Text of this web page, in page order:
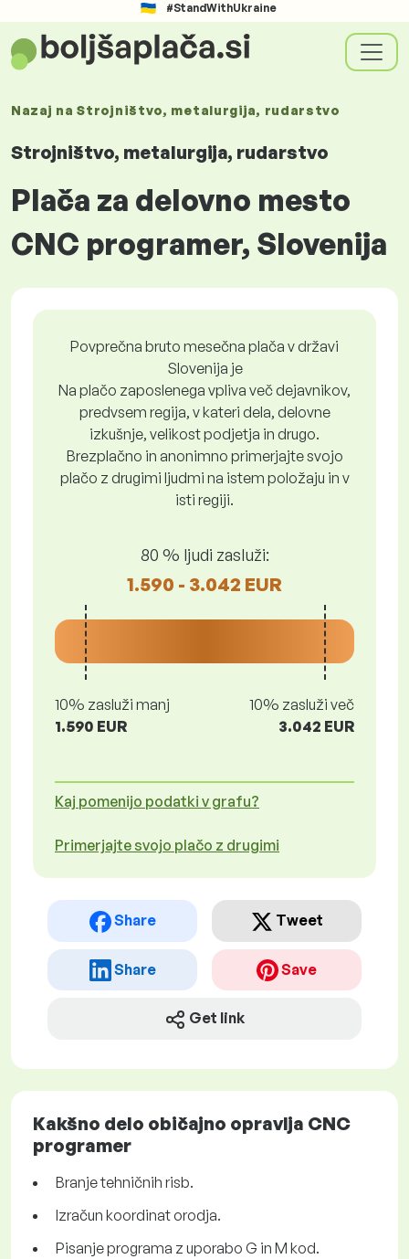
#StandWithUkraine
Nazaj naStrojništvo, metalurgija, rudarstvo
Strojništvo, metalurgija, rudarstvo
Plača za delovno mesto
CNC programer, Slovenija
Povprečna bruto mesečna plača v državi
Slovenija je
Na plačo zaposlenega vpliva več dejavnikov,
predvsem regija, v kateri dela, delovne
izkušnje, velikost podjetja in drugo.
Brezplačno in anonimno primerjajte svojo
plačo z drugimi ljudmi na istem položaju in v
isti regiji.
80 % ljudi zasluži:
1.590 - 3.042 EUR
10% zasluži manj
1.590 EUR
10% zasluži več
3.042 EUR
Kaj pomenijo podatki v grafu?
Primerjajte svojo plačo z drugimi
Share Tweet
Share Save
Get link
Kakšno delo običajno opravlja CNC
programer
Branje tehničnih risb.
Izračun koordinat orodja.
Pisanje programa z uporabo G in M kod.